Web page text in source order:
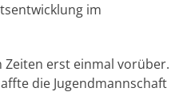
im
Zeiten erst einmal vorüber.
die Jugendmannschaft